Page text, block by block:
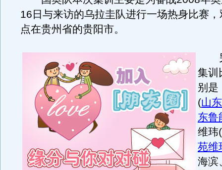
16日与来访的乌拉圭队进行一场热身比赛
点在贵州省的贵阳市。
另
集训
别是
(山
东鲁
维玮(
苑维
海滨